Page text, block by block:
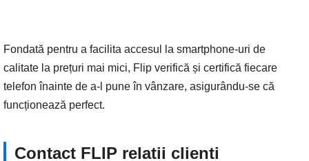
Fondată pentru a facilita accesul la smartphone-uri de
calitate la prețuri mai mici, Flip verifică și certifică fiecare
telefon înainte de a-l pune în vânzare, asigurându-se că
funcționează perfect.
Contact FLIP relatii clienti